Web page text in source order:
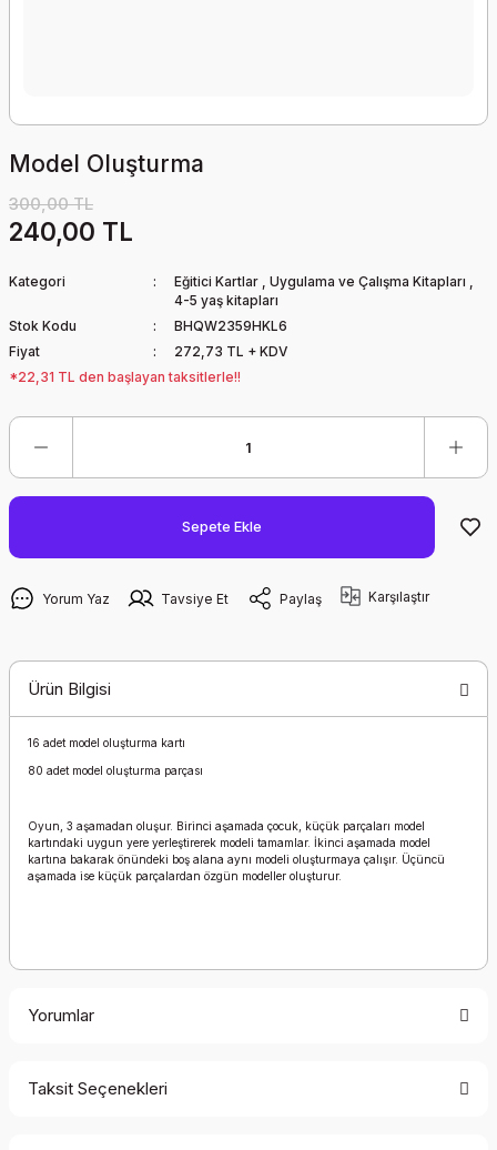
Model Oluşturma
300,00 TL
240,00 TL
Kategori Eğitici Kartlar , Uygulama ve Çalışma Kitapları ,
4-5 yaş kitapları
Stok Kodu
BHQW2359HKL6
Fiyat
272,73 TL + KDV
*22,31 TL den başlayan taksitlerle!!
Sepete Ekle
Yorum Yaz Tavsiye Et Paylaş Karşılaştır
Ürün Bilgisi
16 adet model oluşturma kartı
80 adet model oluşturma parçası
Oyun, 3 aşamadan oluşur. Birinci aşamada çocuk, küçük parçaları model
kartındaki uygun yere yerleştirerek modeli tamamlar. İkinci aşamada model
kartına bakarak önündeki boş alana aynı modeli oluşturmaya çalışır. Üçüncü
aşamada ise küçük parçalardan özgün modeller oluşturur.
Yorumlar
Taksit Seçenekleri